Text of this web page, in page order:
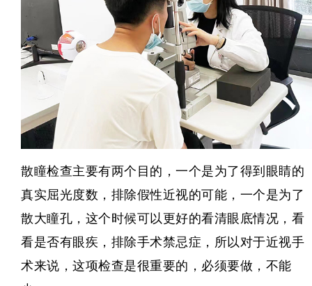
散瞳检查主要有两个目的，一个是为了得到眼睛的
真实屈光度数，排除假性近视的可能，一个是为了
散大瞳孔，这个时候可以更好的看清眼底情况，看
看是否有眼疾，排除手术禁忌症，所以对于近视手
术来说，这项检查是很重要的，必须要做，不能